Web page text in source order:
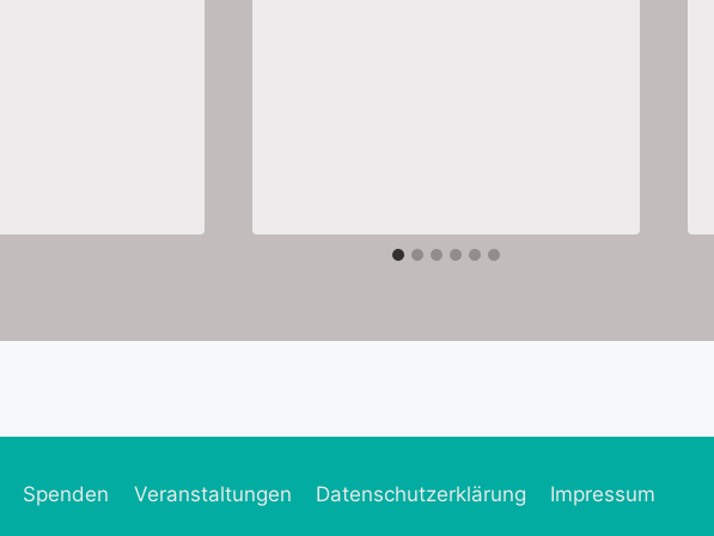
Spenden Veranstaltungen Datenschutzerklärung Impressum